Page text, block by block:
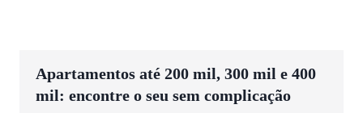
Apartamentos até 200 mil, 300 mil e 400
mil: encontre o seu sem complicação